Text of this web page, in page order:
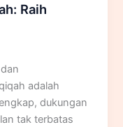
Raih
adalah
dukungan
tak terbatas